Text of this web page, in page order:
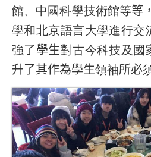
館、中國科學技術館等等
學和北京語言大學進行交
強了學生對古今科技及國
升了其作為學生領袖所必